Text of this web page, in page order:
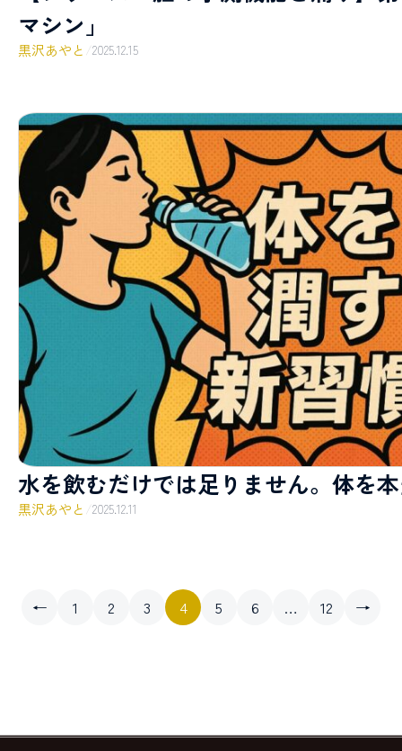
マシン」
黒沢あやと 2025.12.15
水を飲むだけでは足りません。体を
黒沢あやと 2025.12.11
← 1 2 3 4 5 6 … 12 →